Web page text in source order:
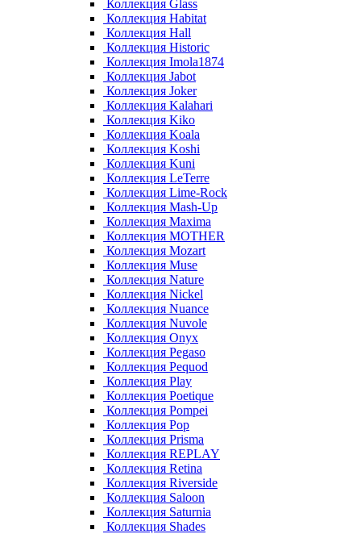
Коллекция Glass
Коллекция Habitat
Коллекция Hall
Коллекция Historic
Коллекция Imola1874
Коллекция Jabot
Коллекция Joker
Коллекция Kalahari
Коллекция Kiko
Коллекция Koala
Коллекция Koshi
Коллекция Kuni
Коллекция LeTerre
Коллекция Lime-Rock
Коллекция Mash-Up
Коллекция Maxima
Коллекция MOTHER
Коллекция Mozart
Коллекция Muse
Коллекция Nature
Коллекция Nickel
Коллекция Nuance
Коллекция Nuvole
Коллекция Onyx
Коллекция Pegaso
Коллекция Pequod
Коллекция Play
Коллекция Poetique
Коллекция Pompei
Коллекция Pop
Коллекция Prisma
Коллекция REPLAY
Коллекция Retina
Коллекция Riverside
Коллекция Saloon
Коллекция Saturnia
Коллекция Shades